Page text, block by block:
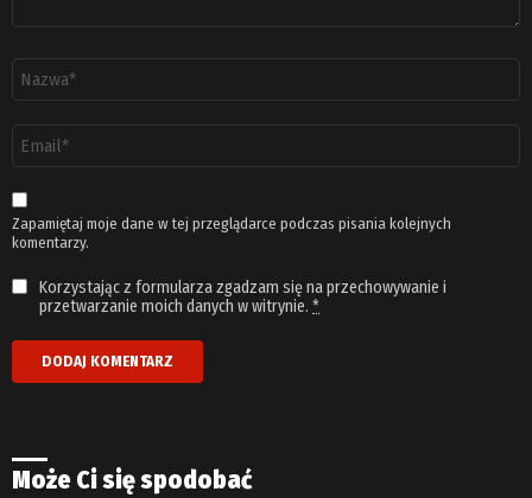
email
*
Zapamiętaj moje dane w tej przeglądarce podczas pisania kolejnych
komentarzy.
Korzystając z formularza zgadzam się na przechowywanie i
przetwarzanie moich danych w witrynie. *
Może Ci się spodobać